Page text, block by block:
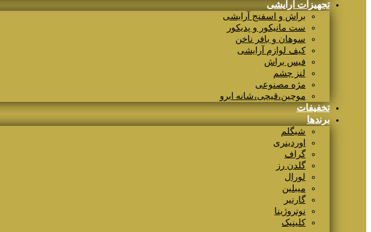
تجهیزات آرایشی
براش و اسفنج آرایشی
ست مانیکور و پدیکور
سوهان و بافر ناخن
کیف لوازم آرایشی
فیس براش
لنز چشم
مژه مصنوعی
موچین،قیچی،شانه ابرو
تخفیفات
برندها
شیگلم
اوردینری
گراف
گلدن رز
لورال
میبلین
گارنیر
نوتروژینا
کلینیک